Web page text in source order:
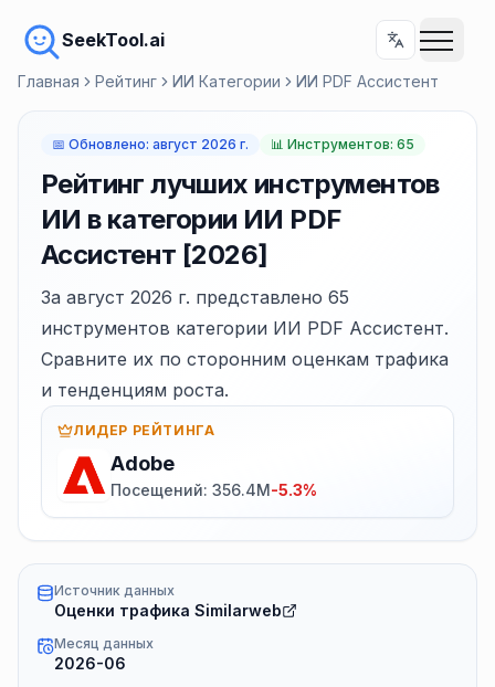
SeekTool.ai
Главная Рейтинг ИИ Категории ИИ PDF Ассистент
📅 Обновлено: август 2026 г. 📊 Инструментов: 65
Рейтинг лучших инструментов
ИИ в категории ИИ PDF
Ассистент [2026]
За август 2026 г. представлено 65
инструментов категории ИИ PDF Ассистент.
Сравните их по сторонним оценкам трафика
и тенденциям роста.
ЛИДЕР РЕЙТИНГА
Adobe
Посещений: 356.4M-5.3%
Источник данных
Оценки трафика Similarweb
Месяц данных
2026-06